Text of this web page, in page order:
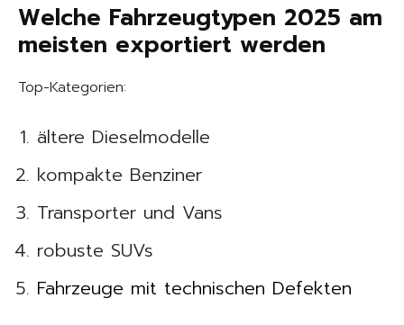
Welche Fahrzeugtypen 2025 am
meisten exportiert werden
Top-Kategorien:
ältere Dieselmodelle
kompakte Benziner
Transporter und Vans
robuste SUVs
Fahrzeuge mit technischen Defekten